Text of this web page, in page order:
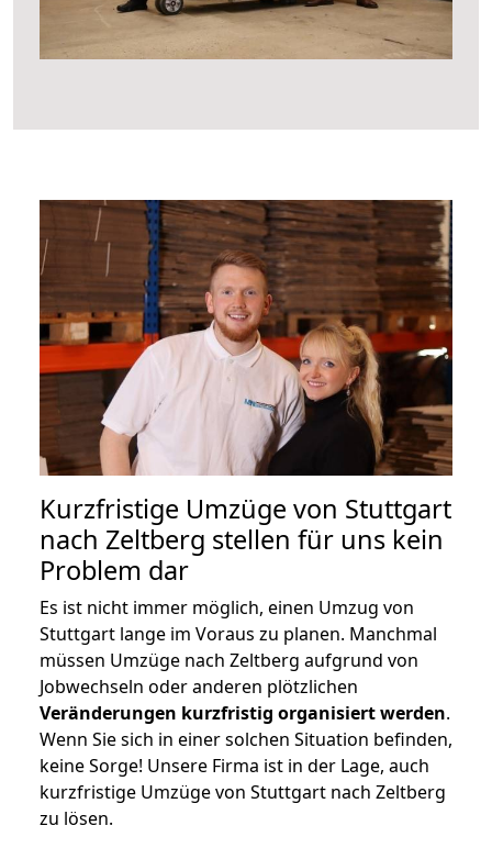
Kurzfristige Umzüge von Stuttgart
nach Zeltberg stellen für uns kein
Problem dar
Es ist nicht immer möglich, einen Umzug von
Stuttgart lange im Voraus zu planen. Manchmal
müssen Umzüge nach Zeltberg aufgrund von
Jobwechseln oder anderen plötzlichen
Veränderungen kurzfristig organisiert werden.
Wenn Sie sich in einer solchen Situation befinden,
keine Sorge! Unsere Firma ist in der Lage, auch
kurzfristige Umzüge von Stuttgart nach Zeltberg
zu lösen.